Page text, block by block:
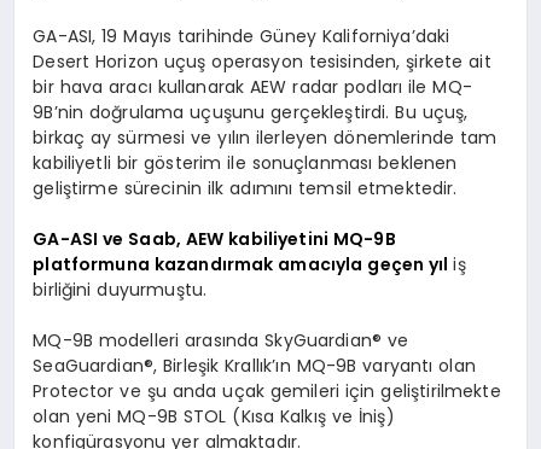
GA-ASI, 19 Mayıs tarihinde Güney Kaliforniya’daki
Desert Horizon uçuş operasyon tesisinden, şirkete ait
bir hava aracı kullanarak AEW radar podları ile MQ-
9B’nin doğrulama uçuşunu gerçekleştirdi. Bu uçuş,
birkaç ay sürmesi ve yılın ilerleyen dönemlerinde tam
kabiliyetli bir gösterim ile sonuçlanması beklenen
geliştirme sürecinin ilk adımını temsil etmektedir.
GA-ASI ve Saab, AEW kabiliyetini MQ-9B
platformuna kazandırmak amacıyla geçen yıliş
birliğini duyurmuştu.
MQ-9B modelleri arasında SkyGuardian® ve
SeaGuardian®, Birleşik Krallık’ın MQ-9B varyantı olan
Protector ve şu anda uçak gemileri için geliştirilmekte
olan yeni MQ-9B STOL (Kısa Kalkış ve İniş)
konfigürasyonu yer almaktadır.